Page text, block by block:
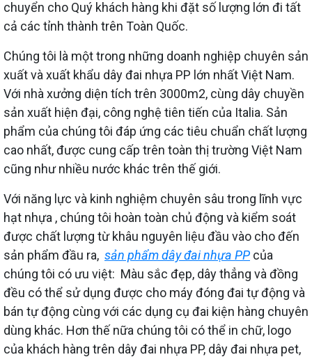
chuyển cho Quý khách hàng khi đặt số lượng lớn đi tất
cả các tỉnh thành trên Toàn Quốc.
Chúng tôi là một trong những doanh nghiệp chuyên sản
xuất và xuất khẩu dây đai nhựa PP lớn nhất Việt Nam.
Với nhà xưởng diện tích trên 3000m2, cùng dây chuyền
sản xuất hiện đại, công nghệ tiên tiến của Italia. Sản
phẩm của chúng tôi đáp ứng các tiêu chuẩn chất lượng
cao nhất, được cung cấp trên toàn thị trường Việt Nam
cũng như nhiều nước khác trên thế giới.
Với năng lực và kinh nghiệm chuyên sâu trong lĩnh vực
hạt nhựa , chúng tôi hoàn toàn chủ động và kiểm soát
được chất lượng từ khâu nguyên liệu đầu vào cho đến
sản phẩm đầu ra, sản phẩm dây đai nhựa PP của
chúng tôi có ưu việt: Màu sắc đẹp, dây thẳng và đồng
đều có thể sử dụng được cho máy đóng đai tự động và
bán tự động cùng với các dụng cụ đai kiện hàng chuyên
dùng khác. Hơn thế nữa chúng tôi có thể in chữ, logo
của khách hàng trên dây đai nhựa PP, dây đai nhựa pet,